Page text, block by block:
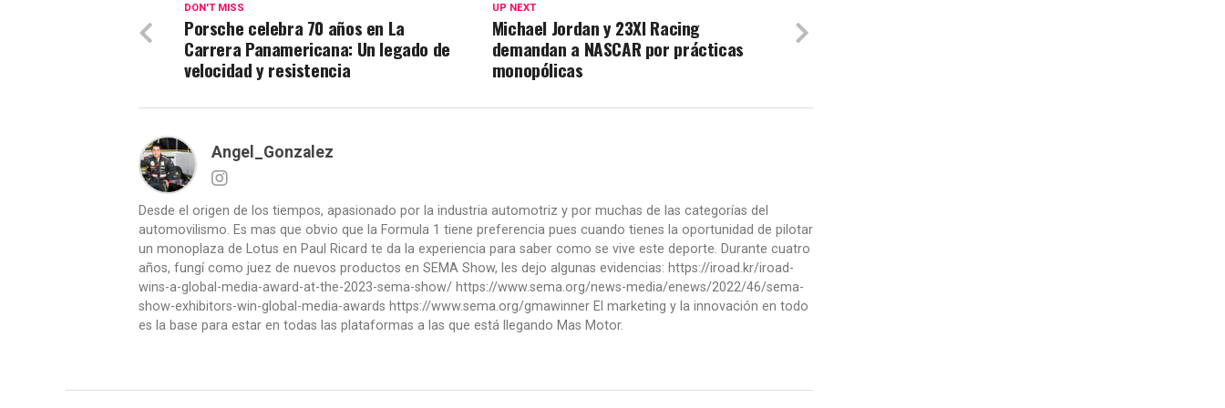
UP NEXT
Michael Jordan y 23XI Racing
demandan a NASCAR por prácticas
monopólicas
DON'T MISS
Porsche celebra 70 años en La
Carrera Panamericana: Un legado de
velocidad y resistencia
Angel_Gonzalez
Desde el origen de los tiempos, apasionado por la industria automotriz y por muchas de las categorías del
automovilismo. Es mas que obvio que la Formula 1 tiene preferencia pues cuando tienes la oportunidad de pilotar
un monoplaza de Lotus en Paul Ricard te da la experiencia para saber como se vive este deporte. Durante cuatro
años, fungí como juez de nuevos productos en SEMA Show, les dejo algunas evidencias: https://iroad.kr/iroad-
wins-a-global-media-award-at-the-2023-sema-show/ https://www.sema.org/news-media/enews/2022/46/sema-
show-exhibitors-win-global-media-awards https://www.sema.org/gmawinner El marketing y la innovación en todo
es la base para estar en todas las plataformas a las que está llegando Mas Motor.